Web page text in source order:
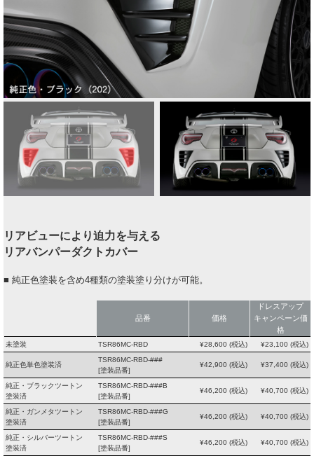
リアビューにより迫力を与える
リアバンパーダクトカバー
■ 純正色塗装を含め4種類の塗装塗り分けが可能。
品番 価格
ドレスアップ
キャンペーン価
格
未塗装 TSR86MC-RBD ¥28,600 (税込) ¥23,100 (税込)
純正色単色塗装済
TSR86MC-RBD-###
[塗装品番]
¥42,900 (税込) ¥37,400 (税込)
純正・ブラックツートン
塗装済
TSR86MC-RBD-###B
[塗装品番]
¥46,200 (税込) ¥40,700 (税込)
純正・ガンメタツートン
塗装済
TSR86MC-RBD-###G
[塗装品番]
¥46,200 (税込) ¥40,700 (税込)
純正・シルバーツートン
塗装済
TSR86MC-RBD-###S
[塗装品番]
¥46,200 (税込) ¥40,700 (税込)